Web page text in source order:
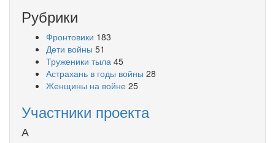
Рубрики
Фронтовики 183
Дети войны 51
Труженики тыла 45
Астрахань в годы войны 28
Женщины на войне 25
Участники проекта
А